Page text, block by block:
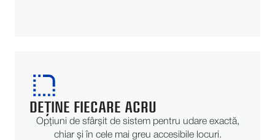
DEȚINE FIECARE ACRU
Opțiuni de sfârșit de sistem pentru udare exactă,
chiar și în cele mai greu accesibile locuri.